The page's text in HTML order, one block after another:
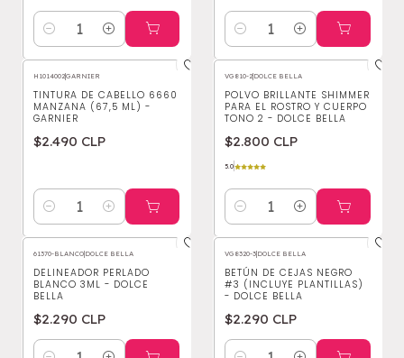
Cantidad Cantidad
H1014002|GARNIER
TINTURA DE CABELLO 6660
MANZANA (67,5 ML) -
GARNIER
$2.490 CLP
Cantidad
VG810-2|DOLCE BELLA
POLVO BRILLANTE SHIMMER
PARA EL ROSTRO Y CUERPO
TONO 2 - DOLCE BELLA
$2.800 CLP
5.0
Cantidad
61370-BLANCO|DOLCE BELLA
DELINEADOR PERLADO
BLANCO 3ML - DOLCE
BELLA
$2.290 CLP
VG8320-3|DOLCE BELLA
BETÚN DE CEJAS NEGRO
#3 (INCLUYE PLANTILLAS)
- DOLCE BELLA
$2.290 CLP